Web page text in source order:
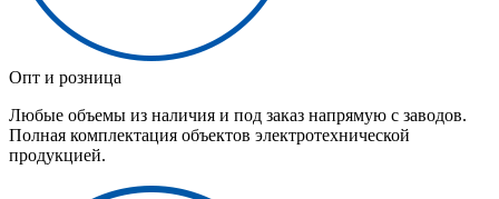
Опт и розница
Любые объемы из наличия и под заказ напрямую с заводов.
Полная комплектация объектов электротехнической
продукцией.